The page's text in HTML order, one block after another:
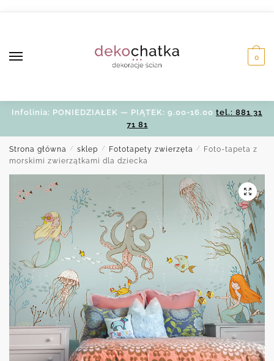
0
Infolinia: PONIEDZIAŁEK — PIĄTEK: 9.00-16.00 tel.: 881 31
71 81
Strona główna / sklep / Fototapety zwierzęta /
Foto-tapeta z
morskimi zwierzątkami dla dziecka